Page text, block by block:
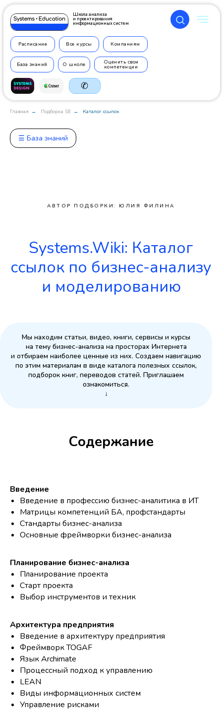
Школа анализа
и проектирования
информационных систем
Расписание Все курсы Компаниям
Оценить свои
компетенции
База знаний О школе
✆
Главная → Подборка SE → Каталог ссылок
☰ База знаний
АВТОР ПОДБОРКИ: ЮЛИЯ ФИЛИНА
Systems.Wiki: Каталог
ссылок по бизнес-анализу
и моделированию
Мы находим статьи, видео, книги, сервисы и курсы
на тему бизнес-анализа на просторах Интернета
и отбираем наиболее ценные из них. Создаем навигацию
по этим материалам в виде каталога полезных ссылок,
подборок книг, переводов статей. Приглашаем
ознакомиться.
↓
Содержание
Введение
Введение в профессию бизнес-аналитика в ИТ
Матрицы компетенций БА, профстандарты
Стандарты бизнес-анализа
Основные фреймворки бизнес-анализа
Планирование бизнес-анализа
Планирование проекта
Старт проекта
Выбор инструментов и техник
Архитектура предприятия
Введение в архитектуру предприятия
Фреймворк TOGAF
Язык Archimate
Процессный подход к управлению
LEAN
Виды информационных систем
Управление рисками